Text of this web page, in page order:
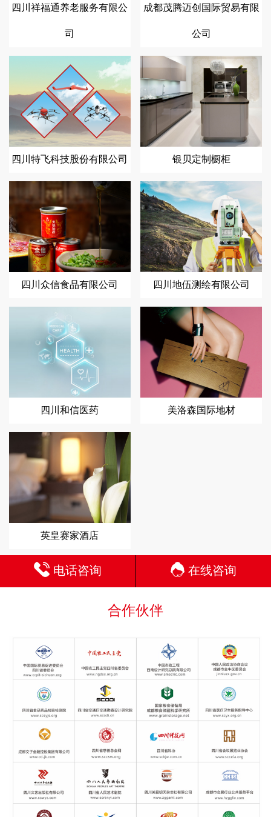
四川祥福通养老服务有限公
司
成都茂腾迈创国际贸易有限
公司
四川特飞科技股份有限公司 银贝定制橱柜
四川众信食品有限公司 四川地伍测绘有限公司
四川和信医药 美洛森国际地材
英皇赛家酒店
电话咨询 在线咨询
合作伙伴